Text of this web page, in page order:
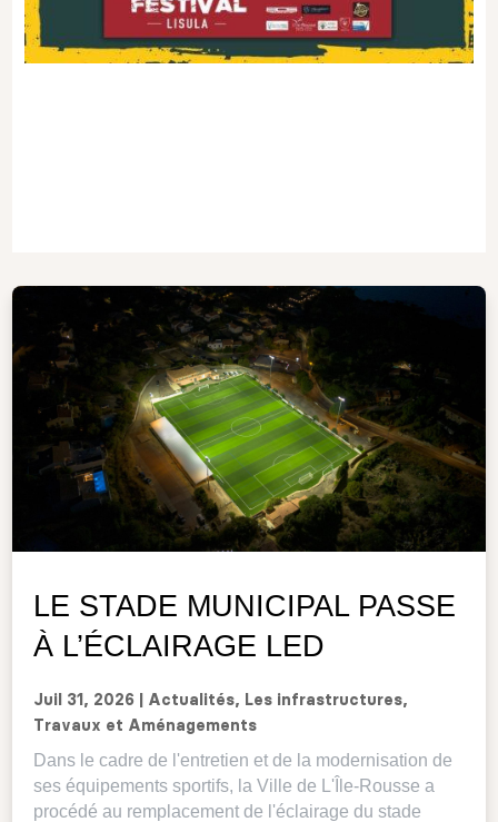
LE STADE MUNICIPAL PASSE
À L’ÉCLAIRAGE LED
Juil 31, 2026 Actualités, Les infrastructures,
Travaux et Aménagements
Dans le cadre de l'entretien et de la modernisation de
ses équipements sportifs, la Ville de L'Île-Rousse a
procédé au remplacement de l'éclairage du stade